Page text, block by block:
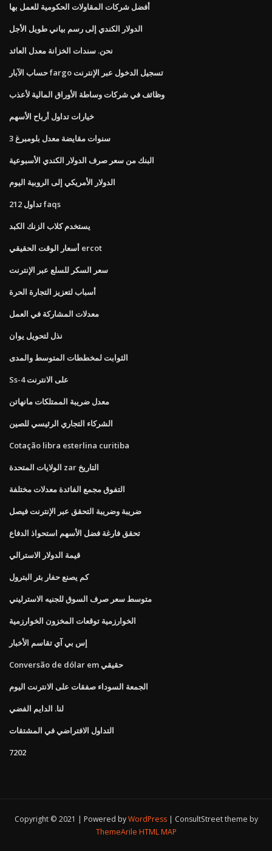
أفضل شركات المقاولات الحكومية للعمل بها
الدولار الكندي إلى رسم بياني طويل الأجل
نحن. سندات الخزانة معدل العائد
حساب الآبار fargo تسجيل الدخول عبر الإنترنت
وظائف في شركات وساطة الأوراق المالية لأعذب
خيارات تداول أرباح الأسهم
3 سنوات مقايضة معدل بلومبرغ
البنك من سعر صرف الدولار الكندي الأسبوعية
الدولار الأمريكي إلى الروبية اليوم
تداول 212 faqs
يستخدم كلاب الزنك الكبد
أسعار الوقت الحقيقي ercot
سعر السكر للسلع عبر الإنترنت
أسباب لتعزيز التجارة الحرة
معدلات المشاركة في العمل
نذل لتحويل يوان
الثوابت لمخططات المتوسط ​​والمدى
Ss-4 على الانترنت
معدل ضريبة الممتلكات مانهاتن
الشركاء التجاري الرئيسي للصين
Cotação libra esterlina curitiba
الولايات المتحدة zar التاريخ
التفوق مجمع الفائدة معدلات مختلفة
ضريبة وضريبة التحقق عبر الإنترنت فيصل
تحقق فارغة فضل الأسهم استحواذ الدفاع
قيمة الدولار الاسترالي
كم يصنع حفار بئر البترول
متوسط ​​سعر صرف السوق للجنيه الاسترليني
الخوارزمية توقعات المخزون الخوارزمية
إس بي آي تقاسم الأخبار
Conversão de dólar em حقيقي
الجمعة السوداء صفقات على الانترنت اليوم
لنا. الدايم الفضي
التداول الافتراضي في المشتقات
7202
Copyright © 2021 | Powered byWordPress
ConsultStreet theme by
ThemeArile HTML MAP